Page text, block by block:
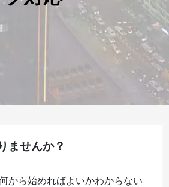
ませんか？
から始めればよいかわからない